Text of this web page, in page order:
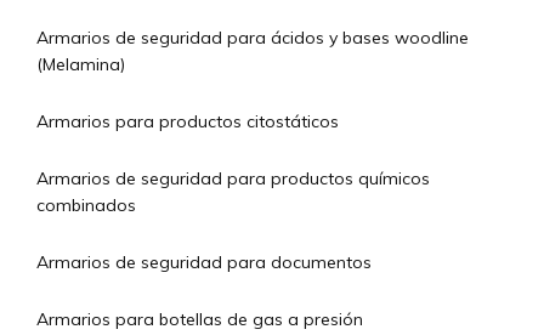
Armarios de seguridad para ácidos y bases woodline
(Melamina)
Armarios para productos citostáticos
Armarios de seguridad para productos químicos
combinados
Armarios de seguridad para documentos
Armarios para botellas de gas a presión